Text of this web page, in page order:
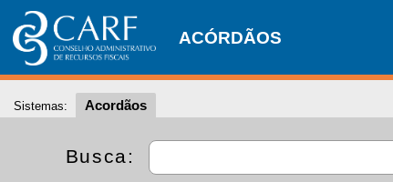
ACÓRDÃOS
Sistemas: Acordãos
Busca: